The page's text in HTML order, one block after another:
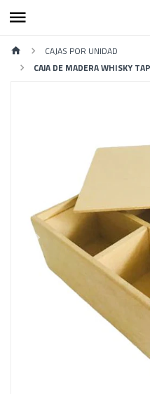
CAJAS POR UNIDAD
CAJA DE MADERA WHISKY
Previous